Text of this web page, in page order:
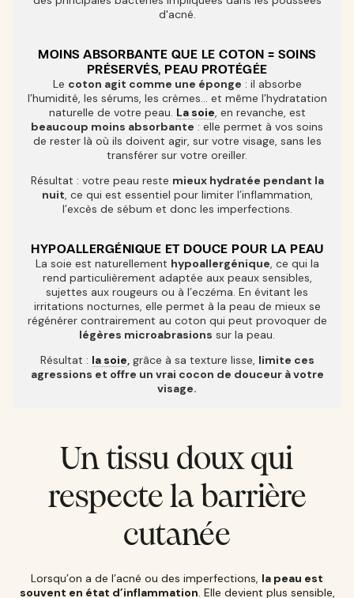
d'acné.
MOINS ABSORBANTE QUE LE COTON = SOINS
PRÉSERVÉS, PEAU PROTÉGÉE
Le coton agit comme une éponge : il absorbe
l’humidité, les sérums, les crèmes… et même l’hydratation
naturelle de votre peau. La soie , en revanche, est
beaucoup moins absorbante : elle permet à vos soins
de rester là où ils doivent agir, sur votre visage, sans les
transférer sur votre oreiller.
Résultat : votre peau reste mieux hydratée pendant la
nuit , ce qui est essentiel pour limiter l’inflammation,
l’excès de sébum et donc les imperfections.
HYPOALLERGÉNIQUE ET DOUCE POUR LA PEAU
La soie est naturellement hypoallergénique , ce qui la
rend particulièrement adaptée aux peaux sensibles,
sujettes aux rougeurs ou à l’eczéma. En évitant les
irritations nocturnes, elle permet à la peau de mieux se
régénérer contrairement au coton qui peut provoquer de
légères microabrasions sur la peau.
Résultat : la soie grâce à sa texture lisse, limite ces
agressions et offre un vrai cocon de douceur à votre
visage.
Un tissu doux qui
respecte la barrière
cutanée
Lorsqu’on a de l’acné ou des imperfections, la peau est
souvent en état d’inflammation . Elle devient plus sensible,